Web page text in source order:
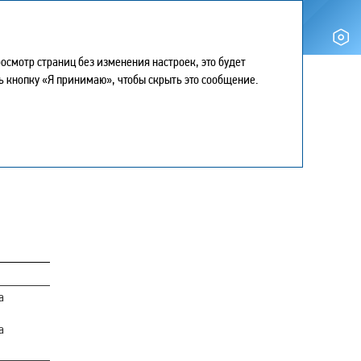
Мой отчет
Карта сайта
страниц без изменения настроек, это будет
«Я принимаю», чтобы скрыть это сообщение.